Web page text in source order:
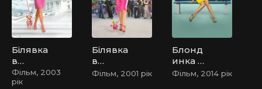
Білявка
в
законі
2
Фільм, 2003
рік
Білявка
в
законі /
Фільм, 2001 рік
Блонд
инка в
ефірі
Фільм, 2014 рік